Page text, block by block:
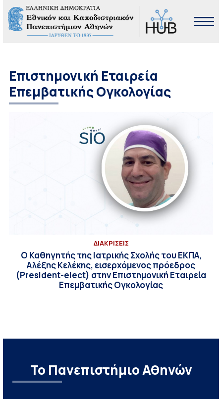
Επιστημονική Εταιρεία
Επεμβατικής Ογκολογίας
ΔΙΑΚΡΙΣΕΙΣ
Ο Καθηγητής της Ιατρικής Σχολής του ΕΚΠΑ,
Αλέξης Κελέκης, εισερχόμενος πρόεδρος
(President-elect) στην Επιστημονική Εταιρεία
Επεμβατικής Ογκολογίας
Το Πανεπιστήμιο Αθηνών